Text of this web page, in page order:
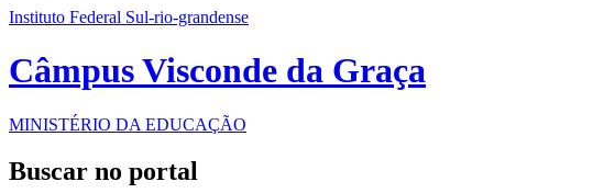
Instituto Federal Sul-rio-grandense
Câmpus Visconde da Graça
MINISTÉRIO DA EDUCAÇÃO
Buscar no portal